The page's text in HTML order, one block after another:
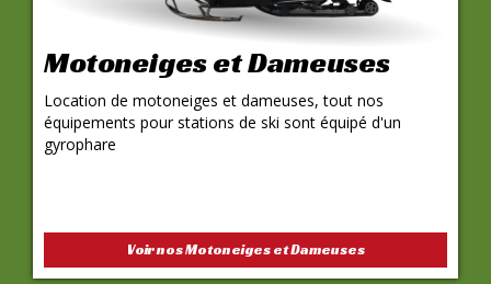
Motoneiges et Dameuses
Location de motoneiges et dameuses, tout nos
équipements pour stations de ski sont équipé d'un
gyrophare
Voir nos Motoneiges et Dameuses